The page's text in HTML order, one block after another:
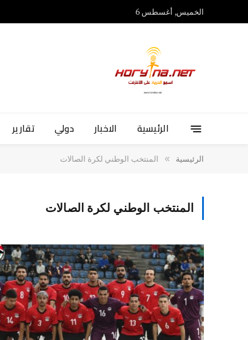
الخميس, أغسطس 6
الرئيسية الاخبار دولي تقارير
الرئيسية » المنتخب الوطني لكرة الصالات
المنتخب الوطني لكرة الصالات